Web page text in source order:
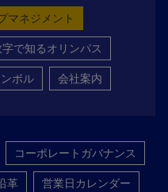
マネジメント
で知るオリンパス
ボル
会社案内
コーポレートガバナンス
革
営業日カレンダー